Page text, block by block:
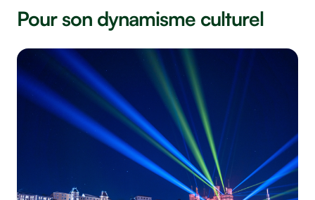
Pour son dynamisme culturel